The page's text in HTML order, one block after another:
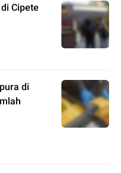
Cipete
di